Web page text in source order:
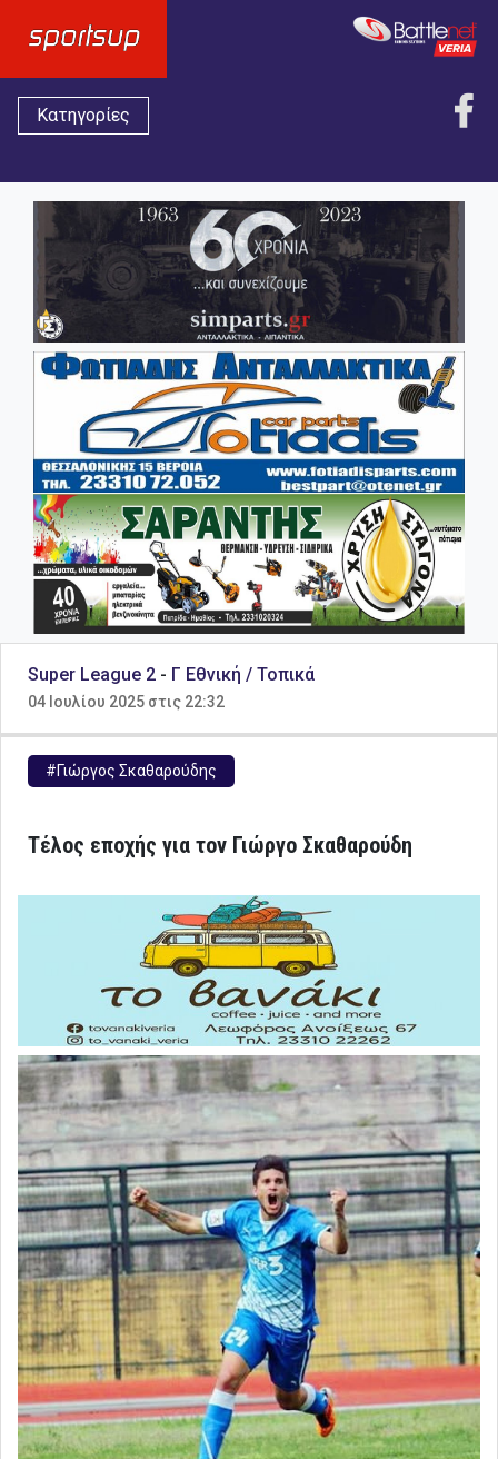
Κατηγορίες
Super League 2 - Γ Εθνική / Τοπικά
04 Ιουλίου 2025 στις 22:32
#Γιώργος Σκαθαρούδης
Τέλος εποχής για τον Γιώργο Σκαθαρούδη